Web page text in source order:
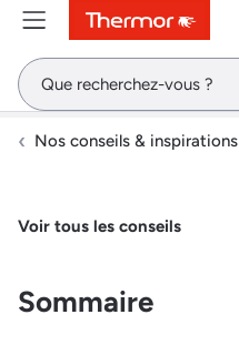
ContenuMenuRecherche
Nos conseils & inspirations
Voir tous les conseils
Sommaire